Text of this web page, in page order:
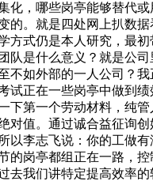
化，哪些岗亭能够替代或
的。就是四处网上扒数
方式仍是本人研究，最
队是什么意义？就是公
不如外部的一人公司？
试正在一些岗亭中做到绩
下第一个劳动材料，纯管
对值。通过诚合益征询
以李志飞说：你的工做
的岗亭都组正在一路，
去我们讲特定提高效率